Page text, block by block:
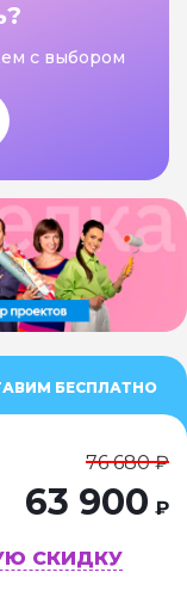
с выбором
БЕСПЛАТНО
76 680 ₽
63 900 ₽
СКИДКУ